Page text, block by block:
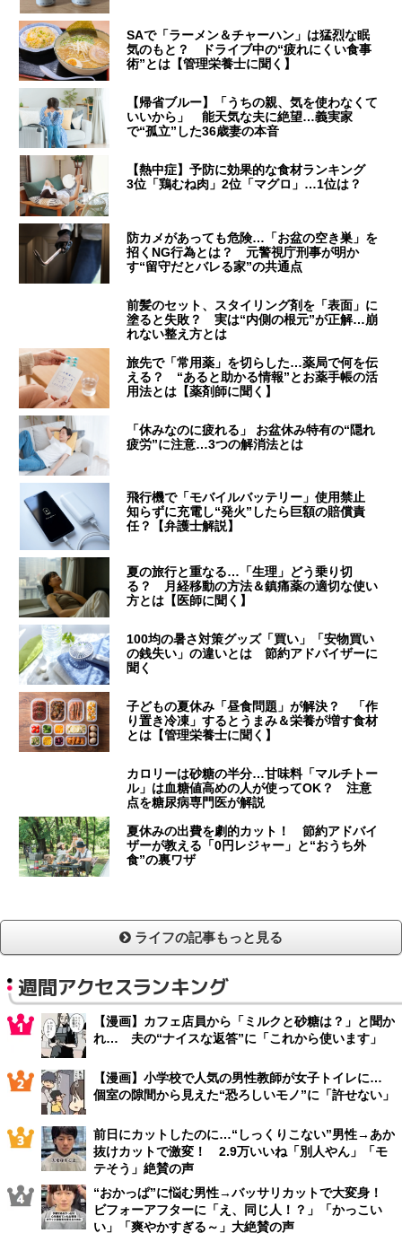
SAで「ラーメン＆チャーハン」は猛烈な眠
気のもと？ ドライブ中の“疲れにくい食事
術”とは【管理栄養士に聞く】
【帰省ブルー】「うちの親、気を使わなくて
いいから」 能天気な夫に絶望…義実家
で“孤立”した36歳妻の本音
【熱中症】予防に効果的な食材ランキング
3位「鶏むね肉」2位「マグロ」…1位は？
防カメがあっても危険…「お盆の空き巣」を
招くNG行為とは？ 元警視庁刑事が明か
す“留守だとバレる家”の共通点
前髪のセット、スタイリング剤を「表面」に
塗ると失敗？ 実は“内側の根元”が正解…崩
れない整え方とは
旅先で「常用薬」を切らした…薬局で何を伝
える？ “あると助かる情報”とお薬手帳の活
用法とは【薬剤師に聞く】
「休みなのに疲れる」 お盆休み特有の“隠れ
疲労”に注意…3つの解消法とは
飛行機で「モバイルバッテリー」使用禁止
知らずに充電し“発火”したら巨額の賠償責
任？【弁護士解説】
夏の旅行と重なる…「生理」どう乗り切
る？ 月経移動の方法＆鎮痛薬の適切な使い
方とは【医師に聞く】
100均の暑さ対策グッズ「買い」「安物買い
の銭失い」の違いとは 節約アドバイザーに
聞く
子どもの夏休み「昼食問題」が解決？ 「作
り置き冷凍」するとうまみ＆栄養が増す食材
とは【管理栄養士に聞く】
カロリーは砂糖の半分…甘味料「マルチトー
ル」は血糖値高めの人が使ってOK？ 注意
点を糖尿病専門医が解説
夏休みの出費を劇的カット！ 節約アドバイ
ザーが教える「0円レジャー」と“おうち外
食”の裏ワザ
ライフの記事もっと見る
週間アクセスランキング
【漫画】カフェ店員から「ミルクと砂糖は？」と聞か
れ… 夫の“ナイスな返答”に「これから使います」
【漫画】小学校で人気の男性教師が女子トイレに…
個室の隙間から見えた“恐ろしいモノ”に「許せない」
前日にカットしたのに…“しっくりこない”男性→あか
抜けカットで激変！ 2.9万いいね「別人やん」「モ
テそう」絶賛の声
“おかっぱ”に悩む男性→バッサリカットで大変身！
ビフォーアフターに「え、同じ人！？」「かっこい
い」「爽やかすぎる～」大絶賛の声